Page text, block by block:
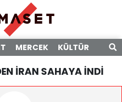
MERCEK KÜLTÜR
İRAN SAHAYA İNDİ